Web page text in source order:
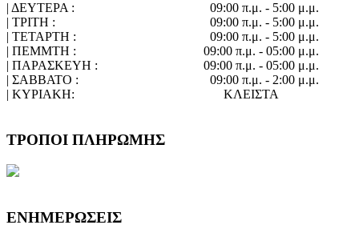
| ΔΕΥΤΕΡΑ :
09:00 π.μ. - 5:00 μ.μ.
| ΤΡΙΤΗ :
09:00 π.μ. - 5:00 μ.μ.
| ΤΕΤΑΡΤΗ :
09:00 π.μ. - 5:00 μ.μ.
| ΠΕΜΜΤΗ :
09:00 π.μ. - 05:00 μ.μ.
| ΠΑΡΑΣΚΕΥΗ :
09:00 π.μ. - 05:00 μ.μ.
| ΣΑΒΒΑΤΟ :
09:00 π.μ. - 2:00 μ.μ.
| ΚΥΡΙΑΚΗ:
ΚΛΕΙΣΤΑ
ΤΡΟΠΟΙ ΠΛΗΡΩΜΗΣ
ΕΝΗΜΕΡΩΣΕΙΣ